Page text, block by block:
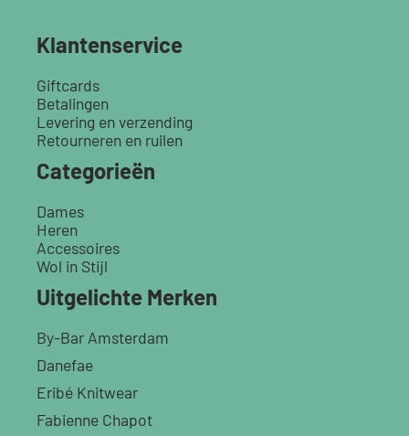
Klantenservice
Giftcards
Betalingen
Levering en verzending
Retourneren en ruilen
Categorieën
Dames
Heren
Accessoires
Wol in Stijl
Uitgelichte Merken
By-Bar Amsterdam
Danefae
Eribé Knitwear
Fabienne Chapot